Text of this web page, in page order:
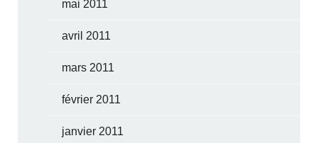
mai 2011
avril 2011
mars 2011
février 2011
janvier 2011